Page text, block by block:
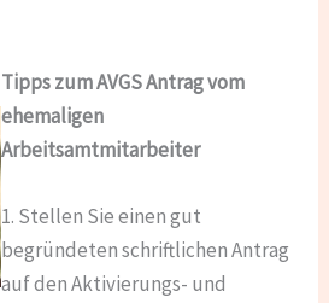
Tipps zum AVGS Antrag vom
ehemaligen
Arbeitsamtmitarbeiter
1. Stellen Sie einen gut
begründeten schriftlichen Antrag
auf den Aktivierungs- und